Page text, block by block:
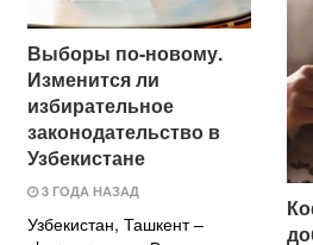
Выборы по-новому.
Изменится ли
избирательное
законодательство в
Узбекистане
3 ГОДА НАЗАД
Узбекистан, Ташкент –